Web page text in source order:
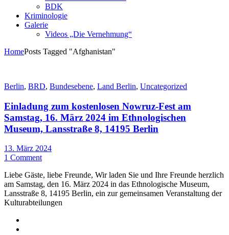
BDK
Kriminologie
Galerie
Videos „Die Vernehmung“
HomePosts Tagged "Afghanistan"
Berlin, BRD, Bundesebene, Land Berlin, Uncategorized
Einladung zum kostenlosen Nowruz-Fest am
Samstag, 16. März 2024 im Ethnologischen
Museum, Lansstraße 8, 14195 Berlin
13. März 2024
1 Comment
Liebe Gäste, liebe Freunde, Wir laden Sie und Ihre Freunde herzlich
am Samstag, den 16. März 2024 in das Ethnologische Museum,
Lansstraße 8, 14195 Berlin, ein zur gemeinsamen Veranstaltung der
Kulturabteilungen